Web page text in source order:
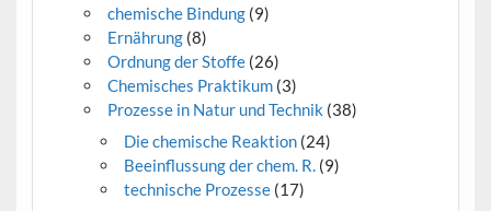
chemische Bindung (9)
Ernährung (8)
Ordnung der Stoffe (26)
Chemisches Praktikum (3)
Prozesse in Natur und Technik (38)
Die chemische Reaktion (24)
Beeinflussung der chem. R. (9)
technische Prozesse (17)